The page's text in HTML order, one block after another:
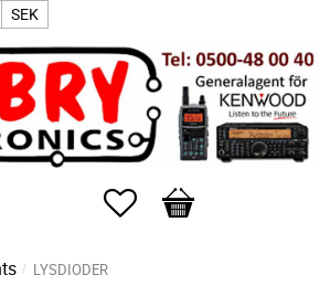
SEK
Favorites
Basket
LYSDIODER